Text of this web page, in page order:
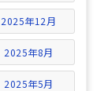
2025年12月
2025年8月
2025年5月